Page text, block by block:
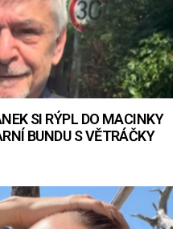
SI RÝPL DO MACINKY
BUNDU S VĚTRÁČKY